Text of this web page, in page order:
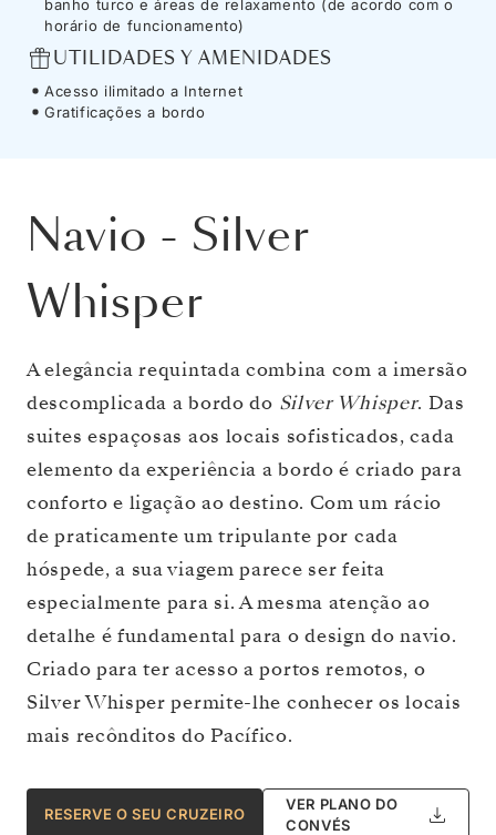
banho turco e áreas de relaxamento (de acordo com o
horário de funcionamento)
UTILIDADES Y AMENIDADES
Acesso ilimitado a Internet
Gratificações a bordo
Navio - Silver
Whisper
A elegância requintada combina com a imersão
descomplicada a bordo do Silver Whisper. Das
suites espaçosas aos locais sofisticados, cada
elemento da experiência a bordo é criado para
conforto e ligação ao destino. Com um rácio
de praticamente um tripulante por cada
hóspede, a sua viagem parece ser feita
especialmente para si. A mesma atenção ao
detalhe é fundamental para o design do navio.
Criado para ter acesso a portos remotos, o
Silver Whisper permite-lhe conhecer os locais
mais recônditos do Pacífico.
RESERVE O SEU CRUZEIRO
VER PLANO DO
CONVÉS